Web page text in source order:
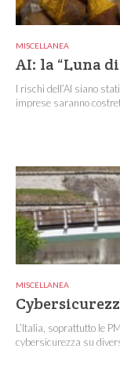
MISCELLANEA
AI: la “Luna
I rischi dell’AI siano
imprese saranno
MISCELLANEA
L’Italia, soprattutto le
cybersicurezza su